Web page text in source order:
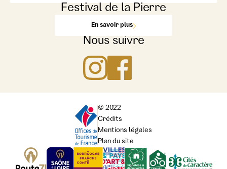
Festival de la Pierre
En savoir plus
Nous suivre
© 2022
Crédits
Mentions légales
Plan du site